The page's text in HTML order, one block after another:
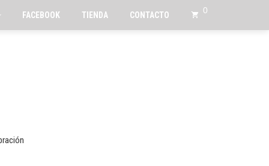
FACEBOOK TIENDA CONTACTO 0